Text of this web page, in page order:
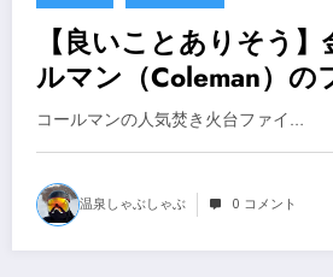
【良いことありそう
ルマン（Coleman）の
ィスクにゴールドカラ
日 価格など【キャ
コールマンの人気焚き火台ファイ…
温泉しゃぶしゃぶ 0 コメント